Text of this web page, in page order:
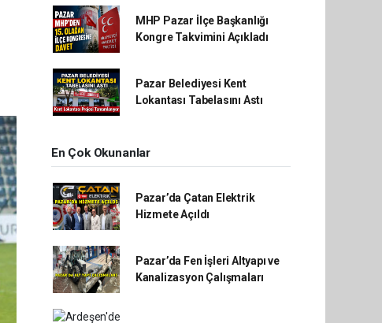
MHP Pazar İlçe Başkanlığı
Kongre Takvimini Açıkladı
Pazar Belediyesi Kent
Lokantası Tabelasını Astı
En Çok Okunanlar
Pazar’da Çatan Elektrik
Hizmete Açıldı
Pazar’da Fen İşleri Altyapı ve
Kanalizasyon Çalışmaları